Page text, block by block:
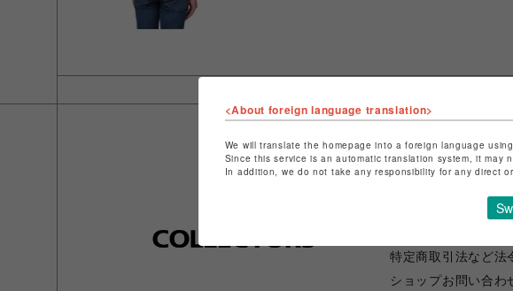
コレ
仙台
特定商取引法など法
ショップお問い合わ
<About foreign language translation>
We will translate the homepage into a foreign language
Since this service is an automatic translation system, it
In addition, we do not take any responsibility for any direct